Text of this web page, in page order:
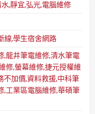
,靜宜,弘光,電腦維修
線,學生宿舍網路
,龍井筆電維修,清水筆電
修,螢幕維修,捷元授權維
不加價,資料救援,中科筆
,工業區電腦維修,華碩筆